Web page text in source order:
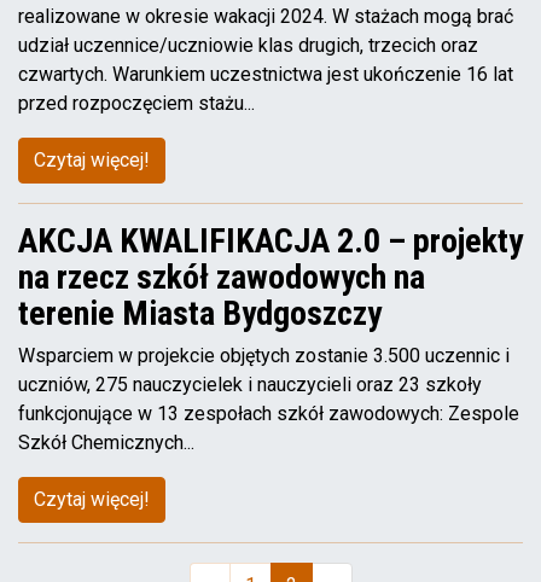
realizowane w okresie wakacji 2024. W stażach mogą brać
udział uczennice/uczniowie klas drugich, trzecich oraz
czwartych. Warunkiem uczestnictwa jest ukończenie 16 lat
przed rozpoczęciem stażu...
Czytaj więcej!
AKCJA KWALIFIKACJA 2.0 – projekty
na rzecz szkół zawodowych na
terenie Miasta Bydgoszczy
Wsparciem w projekcie objętych zostanie 3.500 uczennic i
uczniów, 275 nauczycielek i nauczycieli oraz 23 szkoły
funkcjonujące w 13 zespołach szkół zawodowych: Zespole
Szkół Chemicznych...
Czytaj więcej!